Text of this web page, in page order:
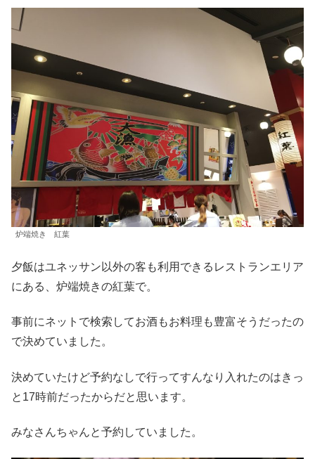
炉端焼き 紅葉
夕飯はユネッサン以外の客も利用できるレストランエリア
にある、炉端焼きの紅葉で。
事前にネットで検索してお酒もお料理も豊富そうだったの
で決めていました。
決めていたけど予約なしで行ってすんなり入れたのはきっ
と17時前だったからだと思います。
みなさんちゃんと予約していました。